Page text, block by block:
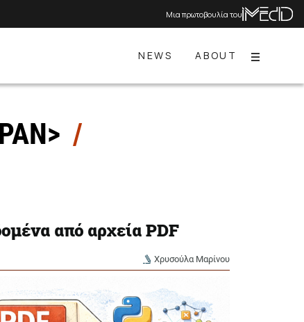
Μια πρωτοβουλία του
NEWS ABOUT Menu
από αρχεία PDF
Χρυσούλα Μαρίνου